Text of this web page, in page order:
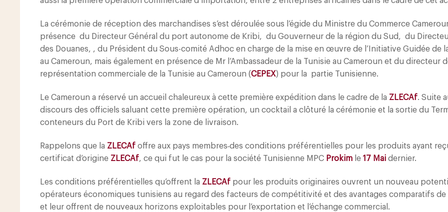
La cérémonie de réception des marchandises s’est déroulée sous l’égide du Ministre du Commerce
présence du Directeur Général du port autonome de Kribi, du Gouverneur de la région du Sud, du
des Douanes, , du Président du Sous-comité Adhoc en charge de la mise en œuvre de l’Initiative Guidée de
au Cameroun, mais également en présence de Mr l’Ambassadeur de la Tunisie au Cameroun et du directeur
représentation commerciale de la Tunisie au Cameroun (CEPEX) pour la partie Tunisienne.
Le Cameroun a réservé un accueil chaleureux à cette première expédition dans le cadre de la ZLECAf. Suite
discours des officiels saluant cette première opération, un cocktail a clôturé la cérémonie et la sortie du
conteneurs du Port de Kribi vers la zone de livraison.
Rappelons que la ZLECAf offre aux pays membres des conditions préférentielles pour les produits ayant
certificat d’origine ZLECAf, ce qui fut le cas pour la société Tunisienne MPC Prokim le 17 Mai dernier.
Les conditions préférentielles qu’offrent la ZLECAf pour les produits originaires ouvrent un nouveau
opérateurs économiques tunisiens au regard des facteurs de compétitivité et des avantages comparatifs de
et leur offrent de nouveaux horizons exploitables pour l’exportation et l’échange commercial.